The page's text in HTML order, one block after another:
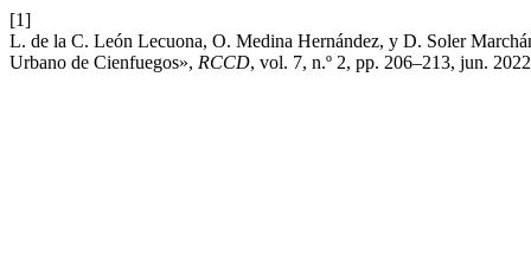
[1]
L. de la C. León Lecuona, O. Medina Hernández, y D. Soler
Urbano de Cienfuegos», RCCD, vol. 7, n.º 2, pp. 206–213, jun.